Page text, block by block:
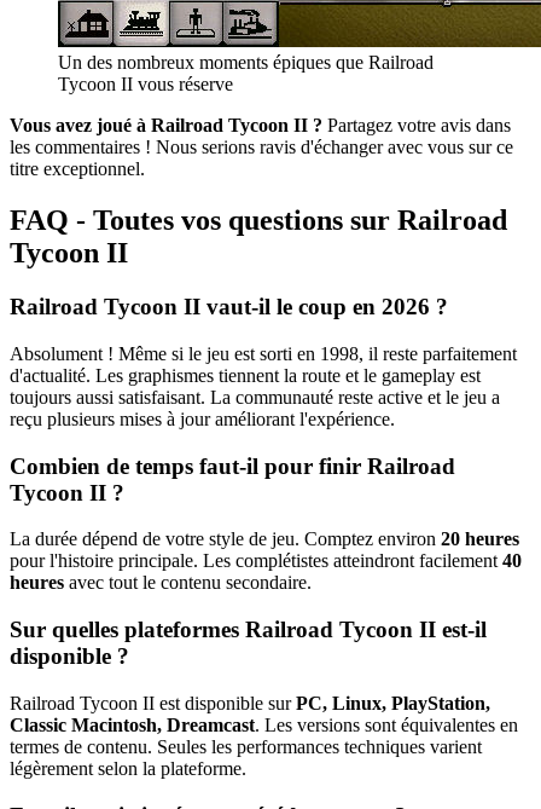
Un des nombreux moments épiques que Railroad
Tycoon II vous réserve
Vous avez joué à Railroad Tycoon II ? Partagez votre avis dans
les commentaires ! Nous serions ravis d'échanger avec vous sur ce
titre exceptionnel.
FAQ - Toutes vos questions sur Railroad
Tycoon II
Railroad Tycoon II vaut-il le coup en 2026 ?
Absolument ! Même si le jeu est sorti en 1998, il reste parfaitement
d'actualité. Les graphismes tiennent la route et le gameplay est
toujours aussi satisfaisant. La communauté reste active et le jeu a
reçu plusieurs mises à jour améliorant l'expérience.
Combien de temps faut-il pour finir Railroad
Tycoon II ?
La durée dépend de votre style de jeu. Comptez environ 20 heures
pour l'histoire principale. Les complétistes atteindront facilement40
heures avec tout le contenu secondaire.
Sur quelles plateformes Railroad Tycoon II est-il
disponible ?
Railroad Tycoon II est disponible surPC, Linux, PlayStation,
Classic Macintosh, Dreamcast. Les versions sont équivalentes en
termes de contenu. Seules les performances techniques varient
légèrement selon la plateforme.